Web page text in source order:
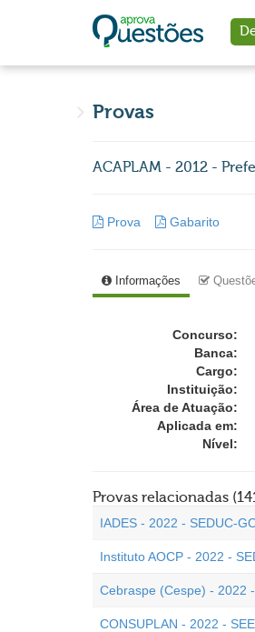
Provas
ACAPLAM - 2012 -
Prova Gabarito
Informações
Concurso:
Banca:
Cargo:
Instituição:
Área de Atuação:
Aplicada em:
Nível:
Provas relacionadas
IADES - 2022 - SEDUC-
Instituto AOCP - 2022 -
Cebraspe (Cespe) - 2022
CONSUPLAN - 2022 -